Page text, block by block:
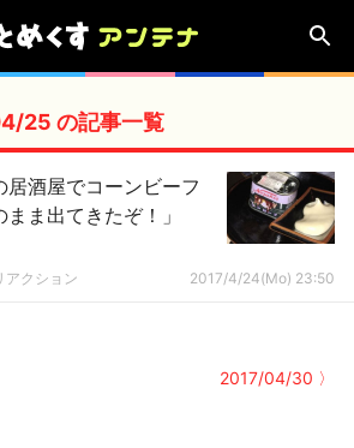
25 の記事一覧
酒屋でコーンビーフ
ま出てきたぞ！」
アクション 2017/4/24(Mo) 23:50
2017/04/30 〉